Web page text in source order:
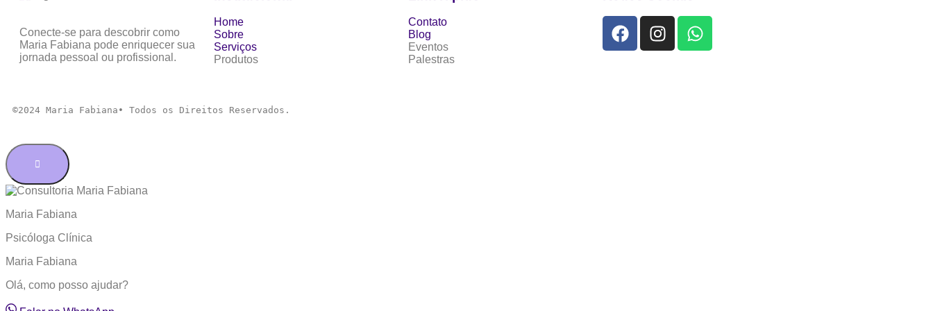
Conecte-se para descobrir como
Maria Fabiana pode enriquecer sua
jornada pessoal ou profissional.
Home
Sobre
Serviços
Produtos
Contato
Blog
Eventos
Palestras
©2024 Maria Fabiana• Todos os Direitos Reservados.
Maria Fabiana
Psicóloga Clínica
Maria Fabiana
Olá, como posso ajudar?